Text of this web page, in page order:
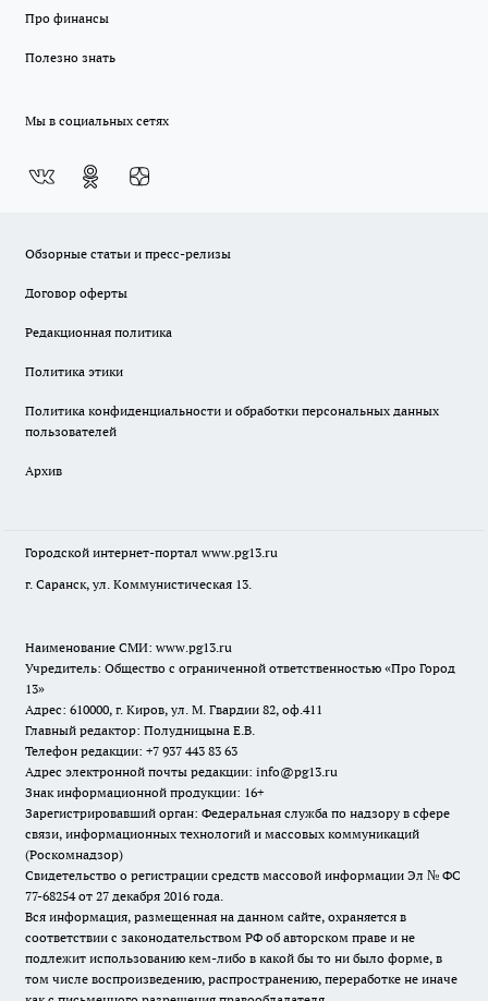
Про финансы
Полезно знать
Мы в социальных сетях
Обзорные статьи и пресс-релизы
Договор оферты
Редакционная политика
Политика этики
Политика конфиденциальности и обработки персональных данных
пользователей
Архив
Городской интернет-портал www.pg13.ru
г. Саранск, ул. Коммунистическая 13.
Наименование СМИ: www.pg13.ru
Учредитель: Общество с ограниченной ответственностью «Про Город
13»
Адрес: 610000, г. Киров, ул. М. Гвардии 82, оф.411
Главный редактор: Полудницына Е.В.
Телефон редакции: +7 937 443 83 63
Адрес электронной почты редакции: info@pg13.ru
Знак информационной продукции: 16+
Зарегистрировавший орган: Федеральная служба по надзору в сфере
связи, информационных технологий и массовых коммуникаций
(Роскомнадзор)
Свидетельство о регистрации средств массовой информации Эл № ФС
77-68254 от 27 декабря 2016 года.
Вся информация, размещенная на данном сайте, охраняется в
соответствии с законодательством РФ об авторском праве и не
подлежит использованию кем-либо в какой бы то ни было форме, в
том числе воспроизведению, распространению, переработке не иначе